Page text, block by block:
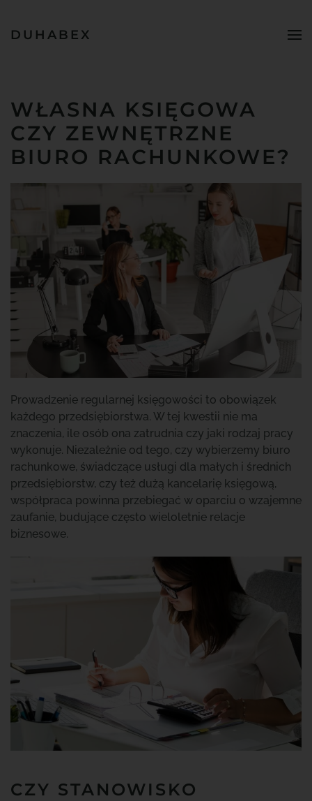
Przejdź do treści głównej
DUHABEX
WŁASNA KSIĘGOWA
CZY ZEWNĘTRZNE
BIURO RACHUNKOWE?
Prowadzenie regularnej księgowości to obowiązek
każdego przedsiębiorstwa. W tej kwestii nie ma
znaczenia, ile osób ona zatrudnia czy jaki rodzaj pracy
wykonuje. Niezależnie od tego, czy wybierzemy biuro
rachunkowe, świadczące usługi dla małych i średnich
przedsiębiorstw, czy też dużą kancelarię księgową,
współpraca powinna przebiegać w oparciu o wzajemne
zaufanie, budujące często wieloletnie relacje
biznesowe.
CZY STANOWISKO